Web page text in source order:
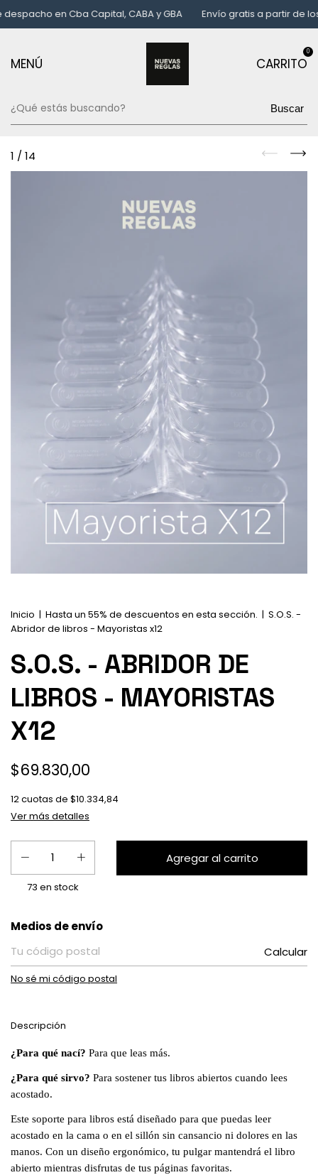
en Cba Capital, CABA y GBA Envío gratis a partir de los
MENÚ CARRITO
0
Buscar
1 / 14
Inicio | Hasta un 55% de descuentos en esta sección. | S.O.S. -
Abridor de libros - Mayoristas x12
S.O.S. - ABRIDOR DE
LIBROS - MAYORISTAS
X12
$69.830,00
12cuotas de $10.334,84
Ver más detalles
73 en stock
Entregas para el CP:
Medios de envío
Calcular
No sé mi código postal
Descripción
¿Para qué nací? Para que leas más.
¿Para qué sirvo? Para sostener tus libros abiertos cuando lees
acostado.
Este soporte para libros está diseñado para que puedas leer
acostado en la cama o en el sillón sin cansancio ni dolores en las
manos. Con un diseño ergonómico, tu pulgar mantendrá el libro
abierto mientras disfrutas de tus páginas favoritas.